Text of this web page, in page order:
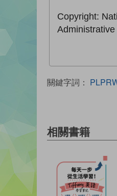
Copyright:
關鍵字詞：
相關書籍